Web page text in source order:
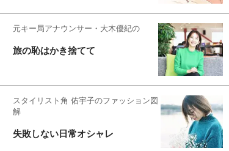
元キー局アナウンサー・大木優紀の
旅の恥はかき捨てて
スタイリスト角 佑宇子のファッション図
解
失敗しない日常オシャレ